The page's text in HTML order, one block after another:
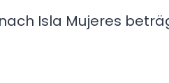
Isla Mujeres